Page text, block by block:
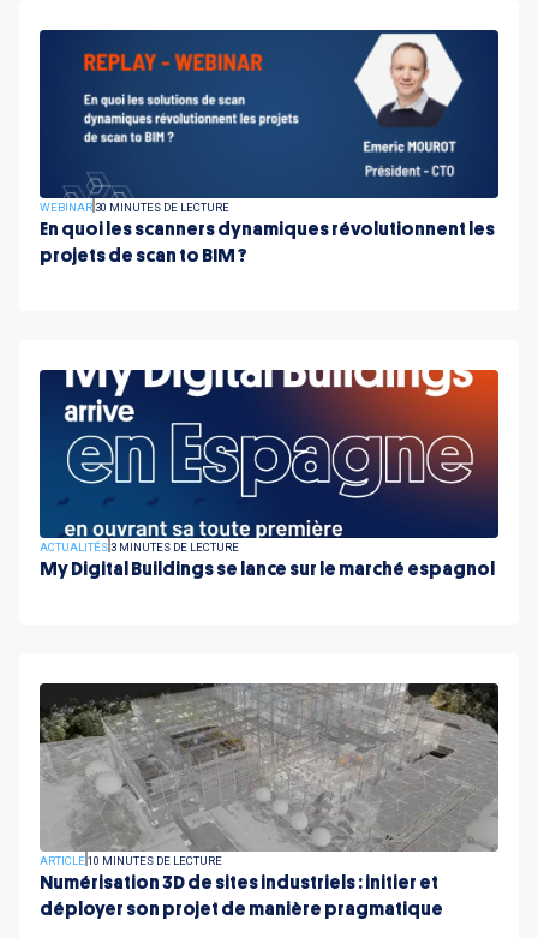
WEBINAR30 MINUTES DE LECTURE
En quoi les scanners dynamiques révolutionnent les
projets de scan to BIM ?
ACTUALITÉS3 MINUTES DE LECTURE
My Digital Buildings se lance sur le marché espagnol
ARTICLE10 MINUTES DE LECTURE
Numérisation 3D de sites industriels : initier et
déployer son projet de manière pragmatique